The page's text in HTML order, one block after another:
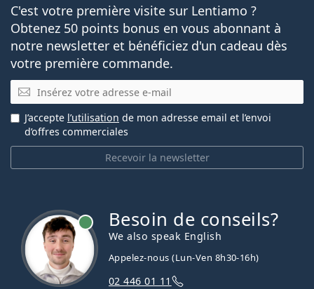
Ceci est un dispositif médical. Lisez le mode d'emploi
avant l'utilisation.
C'est votre première visite sur Lentiamo ?
Obtenez 50 points bonus en vous abonnant à
notre newsletter et bénéficiez d'un cadeau dès
votre première commande.
E-mail
Recevoir la newsletter
J’accepte l’utilisation de mon adresse email et l’envoi
d’offres commerciales
Besoin de conseils?
We also speak English
Appelez-nous (Lun-Ven 8h30-16h)
02 446 01 11